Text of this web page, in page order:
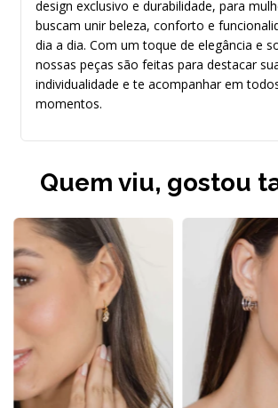
design exclusivo e durabilidade, para
buscam unir beleza, conforto e
dia a dia. Com um toque de elegância e
nossas peças são feitas para destacar
individualidade e te acompanhar em
momentos.
Quem viu, gostou